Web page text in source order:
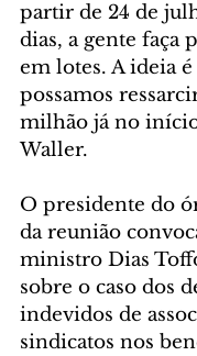
partir de 24 de
dias, a gente faça
em lotes. A ideia é
possamos
milhão já no
Waller.
O presidente do
da reunião
ministro Dias
sobre o caso dos
indevidos de
sindicatos nos